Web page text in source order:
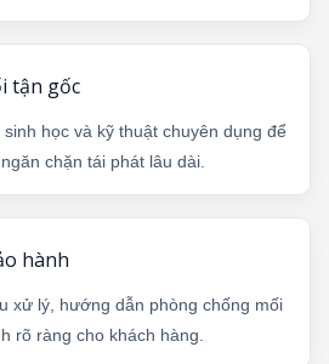
tận gốc
học và kỹ thuật chuyên dụng để
chặn tái phát lâu dài.
hành
xử lý, hướng dẫn phòng chống mối
rõ ràng cho khách hàng.